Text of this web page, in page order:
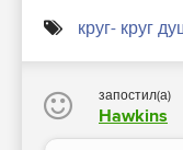
круг- круг
запостил(а)
Hawkins